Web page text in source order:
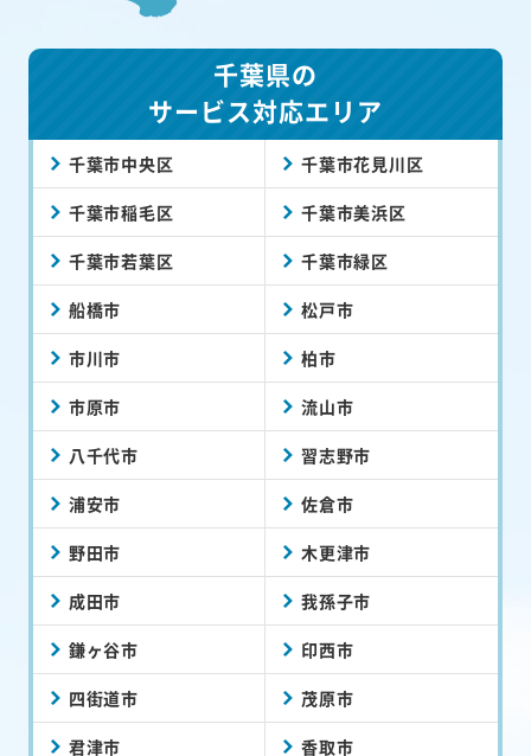
千葉県の
サービス対応エリア
千葉市中央区 千葉市花見川区
千葉市稲毛区 千葉市美浜区
千葉市若葉区 千葉市緑区
船橋市 松戸市
市川市 柏市
市原市 流山市
八千代市 習志野市
浦安市 佐倉市
野田市 木更津市
成田市 我孫子市
鎌ヶ谷市 印西市
四街道市 茂原市
君津市 香取市